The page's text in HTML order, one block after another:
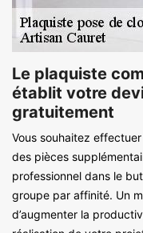
Le plaquiste
établit votre
gratuitement
Vous souhaitez
des pièces
professionnel dans le
groupe par affinité. Un
d’augmenter la